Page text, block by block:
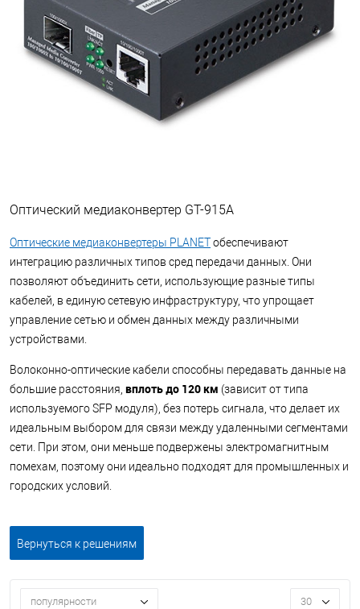
Оптический медиаконвертер GT-915A
Оптические медиаконвертеры PLANETобеспечивают
интеграцию различных типов сред передачи данных. Они
позволяют объединить сети, использующие разные типы
кабелей, в единую сетевую инфраструктуру, что упрощает
управление сетью и обмен данных между различными
устройствами.
Волоконно-оптические кабели способны передавать данные на
большие расстояния, вплоть до 120 км (зависит от типа
используемого SFP модуля), без потерь сигнала, что делает их
идеальным выбором для связи между удаленными сегментами
сети. При этом, они меньше подвержены электромагнитным
помехам, поэтому они идеально подходят для промышленных и
городских условий.
Вернуться к решениям
популярности 30